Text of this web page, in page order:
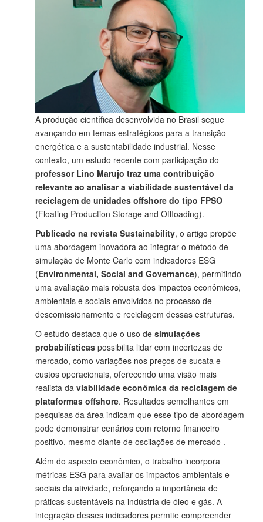
A produção científica desenvolvida no Brasil segue
avançando em temas estratégicos para a transição
energética e a sustentabilidade industrial. Nesse
contexto, um estudo recente com participação do
professor Lino Marujo traz uma contribuição
relevante ao analisar a viabilidade sustentável da
reciclagem de unidades offshore do tipo FPSO
(Floating Production Storage and Offloading).
Publicado na revista Sustainability, o artigo propõe
uma abordagem inovadora ao integrar o método de
simulação de Monte Carlo com indicadores ESG
(Environmental, Social and Governance), permitindo
uma avaliação mais robusta dos impactos econômicos,
ambientais e sociais envolvidos no processo de
descomissionamento e reciclagem dessas estruturas.
O estudo destaca que o uso de simulações
probabilísticas possibilita lidar com incertezas de
mercado, como variações nos preços de sucata e
custos operacionais, oferecendo uma visão mais
realista da viabilidade econômica da reciclagem de
plataformas offshore. Resultados semelhantes em
pesquisas da área indicam que esse tipo de abordagem
pode demonstrar cenários com retorno financeiro
positivo, mesmo diante de oscilações de mercado .
Além do aspecto econômico, o trabalho incorpora
métricas ESG para avaliar os impactos ambientais e
sociais da atividade, reforçando a importância de
práticas sustentáveis na indústria de óleo e gás. A
integração desses indicadores permite compreender